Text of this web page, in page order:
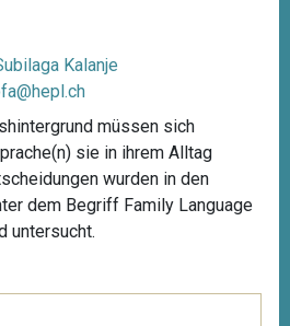
Kalanje
müssen sich
sie in ihrem Alltag
wurden in den
dem Begriff Family Language
untersucht.